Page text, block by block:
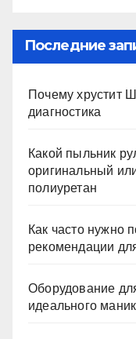
Последние
Почему хрустит
диагностика
Какой пыльник
оригинальный
полиуретан
Как часто нужно
рекомендации
Оборудование
идеального